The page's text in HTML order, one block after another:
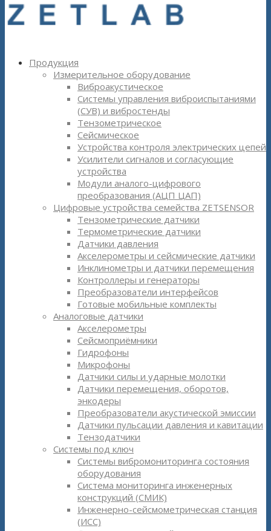
Продукция
Измерительное оборудование
Виброакустическое
Системы управления виброиспытаниями
(СУВ) и вибростенды
Тензометрическое
Сейсмическое
Устройства контроля электрических цепей
Усилители сигналов и согласующие
устройства
Модули аналого-цифрового
преобразования (АЦП ЦАП)
Цифровые устройства семейства ZETSENSOR
Тензометрические датчики
Термометрические датчики
Датчики давления
Акселерометры и сейсмические датчики
Инклинометры и датчики перемещения
Контроллеры и генераторы
Преобразователи интерфейсов
Готовые мобильные комплекты
Аналоговые датчики
Акселерометры
Сейсмоприёмники
Гидрофоны
Микрофоны
Датчики силы и ударные молотки
Датчики перемещения, оборотов,
энкодеры
Преобразователи акустической эмиссии
Датчики пульсации давления и кавитации
Тензодатчики
Системы под ключ
Системы вибромониторинга состояния
оборудования
Система мониторинга инженерных
конструкций (СМИК)
Инженерно-сейсмометрическая станция
(ИСС)